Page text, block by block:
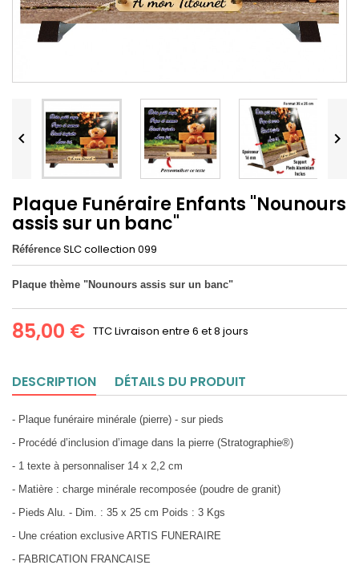
 
Plaque Funéraire Enfants "Nounours
assis sur un banc"
Référence SLC collection 099
Plaque thème "Nounours assis sur un banc"
85,00 € TTCLivraison entre 6 et 8 jours
DESCRIPTION DÉTAILS DU PRODUIT
- Plaque funéraire minérale (pierre) - sur pieds
- Procédé d’inclusion d’image dans la pierre (Stratographie®)
- 1 texte à personnaliser 14 x 2,2 cm
- Matière : charge minérale recomposée (poudre de granit)
- Pieds Alu. - Dim. : 35 x 25 cm Poids : 3 Kgs
- Une création exclusive ARTIS FUNERAIRE
- FABRICATION FRANCAISE